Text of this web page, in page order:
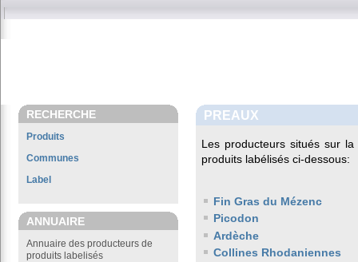
RECHERCHE
Produits
Communes
Label
ANNUAIRE
Annuaire des producteurs de
produits labelisés
PREAUX
Les producteurs situés sur
produits labélisés ci-dessous:
Fin Gras du Mézenc
Picodon
Ardèche
Collines Rhodaniennes